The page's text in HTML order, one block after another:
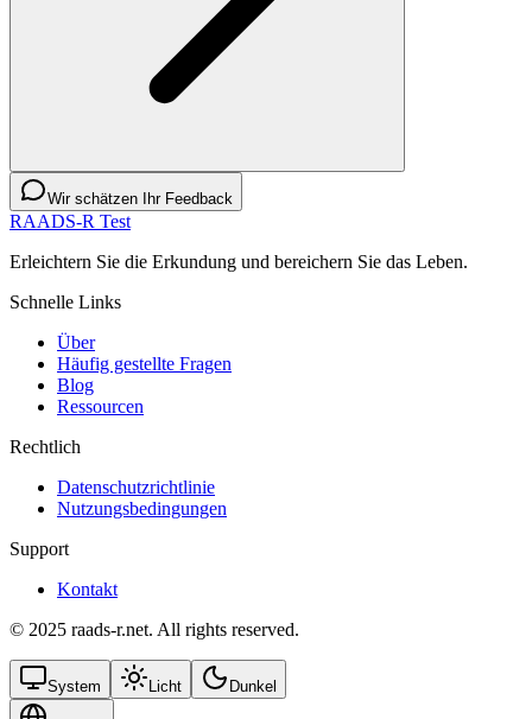
Wir schätzen Ihr Feedback
RAADS-R Test
Erleichtern Sie die Erkundung und bereichern Sie das Leben.
Schnelle Links
Über
Häufig gestellte Fragen
Blog
Ressourcen
Rechtlich
Datenschutzrichtlinie
Nutzungsbedingungen
Support
Kontakt
© 2025 raads-r.net. All rights reserved.
System Licht Dunkel